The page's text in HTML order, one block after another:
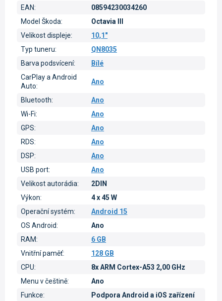
EAN:
08594230034260
Model Škoda:
Octavia III
Velikost displeje:
10,1"
Typ tuneru:
QN8035
Barva podsvícení:
Bílé
CarPlay a Android
Auto:
Ano
Bluetooth:
Ano
Wi-Fi:
Ano
GPS:
Ano
RDS:
Ano
DSP:
Ano
USB port:
Ano
Velikost autorádia:
2DIN
Výkon:
4 x 45 W
Operační systém:
Android 15
OS Android:
Ano
RAM:
6 GB
Vnitřní paměť:
128 GB
CPU:
8x ARM Cortex-A53 2,00 GHz
Menu v češtině:
Ano
Funkce:
Podpora Android a iOS zařízení